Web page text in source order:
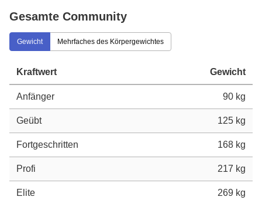
Gesamte Community
Gewicht Mehrfaches des Körpergewichtes
Kraftwert Gewicht
Anfänger 90 kg
Geübt 125 kg
Fortgeschritten 168 kg
Profi 217 kg
Elite 269 kg